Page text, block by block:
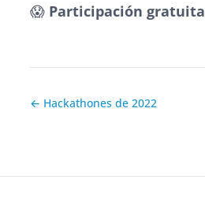
😱 Participación gratuita
← Hackathones de 2022